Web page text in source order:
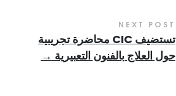
NEXT POST
تستضيف CIC محاضرة تجريبية
حول العلاج بالفنون التعبيرية →